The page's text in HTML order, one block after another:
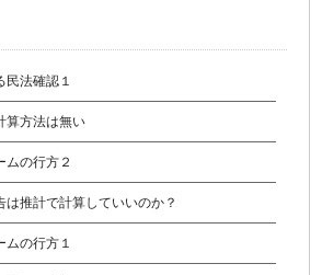
民法確認１
算方法は無い
ムの行方２
は推計で計算していいのか？
ムの行方１